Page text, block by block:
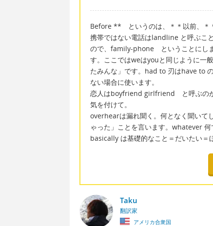
Before ** というのは、＊＊以前、＊
携帯ではない電話はlandline と呼ぶこ
ので、family-phone ということにし
す。ここではweはyouと同じように一
たみんな」です。had to 刃はhave to
ない場合に使います。
恋人はboyfriend girlfriend と呼ぶのが
気を付けて。
overhearは漏れ聞く。何となく聞いて
ゃった」ことを言います。whatever
basically は基礎的なこと＝だいたい＝
Taku
翻訳家
アメリカ合衆国